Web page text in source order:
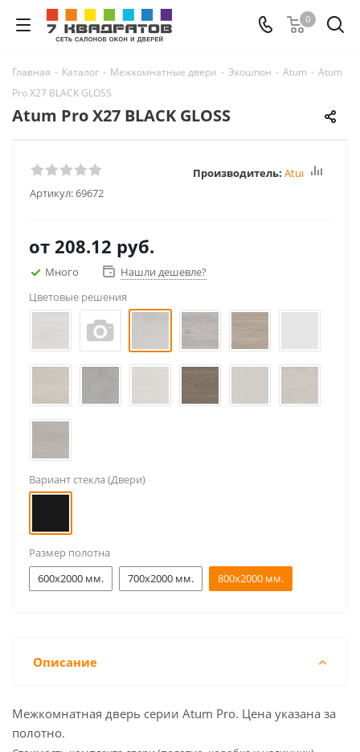
0
Главная - Каталог - Межкомнатные двери - Экошпон - Atum - Atum
Pro Х27 BLACK GLOSS
Atum Pro Х27 BLACK GLOSS
Артикул:69672
Производитель: Atum Pro
от 208.12 руб.
Много
Нашли дешевле?
Цветовые решения
Вариант стекла (Двери)
Размер полотна
600x2000 мм.
700x2000 мм. 800x2000 мм.
Описание
Межкомнатная дверь серии Atum Pro. Цена указана за
полотно.